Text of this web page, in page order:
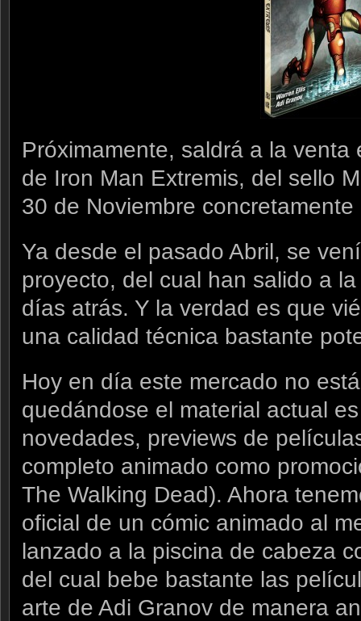
Próximamente, saldrá a la venta
de Iron Man Extremis, del sello
30 de Noviembre
Ya desde el pasado Abril, se
proyecto, del cual han salido a
días atrás. Y la verdad es que
una calidad técnica bastante
Hoy en día este mercado no
quedándose el material actual
novedades, previews de
completo animado como
The Walking Dead). Ahora
oficial de un cómic animado al
lanzado a la piscina de cabeza
del cual bebe bastante las
arte de Adi Granov de manera